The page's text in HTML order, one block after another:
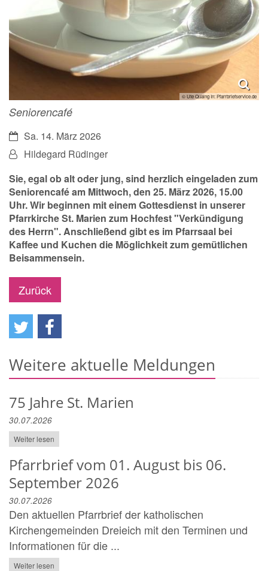
© Ute Quaing In: Pfarrbriefservice.de
Seniorencafé
Datum:Sa. 14. März 2026
Von:Hildegard Rüdinger
Sie, egal ob alt oder jung, sind herzlich eingeladen zum
Seniorencafé am Mittwoch, den 25. März 2026, 15.00
Uhr. Wir beginnen mit einem Gottesdienst in unserer
Pfarrkirche St. Marien zum Hochfest "Verkündigung
des Herrn". Anschließend gibt es im Pfarrsaal bei
Kaffee und Kuchen die Möglichkeit zum gemütlichen
Beisammensein.
Zurück
Weitere aktuelle Meldungen
75 Jahre St. Marien
30.07.2026
Weiter lesen
Pfarrbrief vom 01. August bis 06.
September 2026
30.07.2026
Den aktuellen Pfarrbrief der katholischen
Kirchengemeinden Dreieich mit den Terminen und
Informationen für die ...
Weiter lesen